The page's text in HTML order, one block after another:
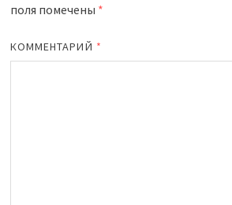
поля помечены *
КОММЕНТАРИЙ *